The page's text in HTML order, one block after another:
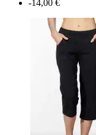
-14,00 €